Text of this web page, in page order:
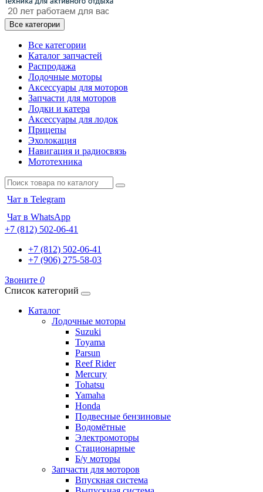
Все категории
Все категории
Каталог запчастей
Распродажа
Лодочные моторы
Аксессуары для моторов
Запчасти для моторов
Лодки и катера
Аксессуары для лодок
Прицепы
Эхолокация
Навигация и радиосвязь
Мототехника
Чат в Telegram
Чат в WhatsApp
+7 (812) 502-06-41
+7 (812) 502-06-41
+7 (906) 275-58-03
Звоните 0
Список категорий
Каталог
Лодочные моторы
Suzuki
Toyama
Parsun
Reef Rider
Mercury
Tohatsu
Yamaha
Honda
Подвесные бензиновые
Водомётные
Электромоторы
Стационарные
Б/у моторы
Запчасти для моторов
Впускная система